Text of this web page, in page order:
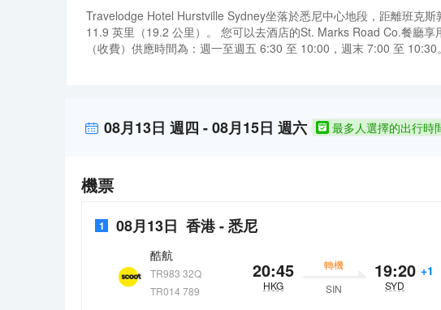
Travelodge Hotel Hurstville Sydney坐落於悉尼中心地段，距離班克
11.9 英里（19.2 公里）。 您可以去酒店的St. Marks Road Co.餐廳
（收費）供應時間為：週一至週五 6:30 至 10:00，週末 7:00 至
提供意式濃縮咖啡機和平板電視；您定能在旅途中找到家的舒適。提
Travelodge Hotel Hurstville Sydney坐落於悉尼中心地段，距離班克
提供意式濃縮咖啡機和平板電視；您定能在旅途中找到家的舒適。提
08月13日 週四 -08月15日 週六 最多人選擇的出行時
機票
1 08月13日 香港-悉尼
酷航
TR983 32Q
TR014 789
20:45
HKG
轉機
SIN
19:20 +1
SYD